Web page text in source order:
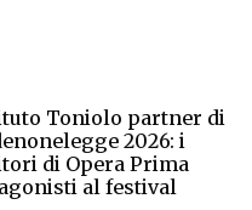
Toniolo partner di
2026: i
di Opera Prima
al festival